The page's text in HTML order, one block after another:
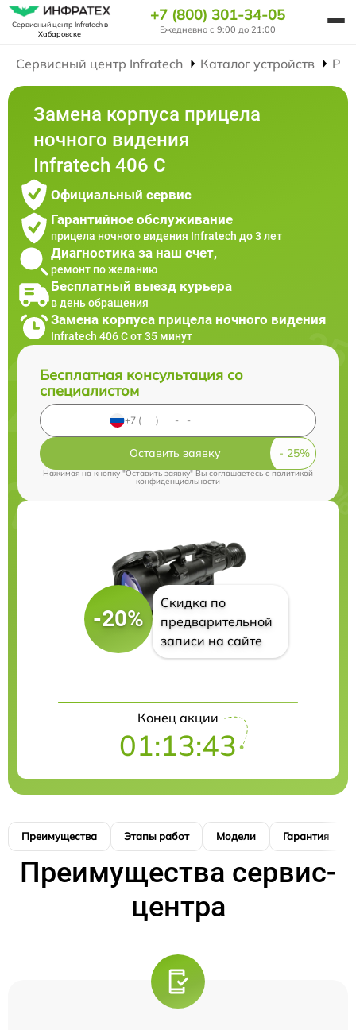
Сервисный центр Infratechв
Хабаровске
+7 (800) 301-34-05
Ежедневно с 9:00 до 21:00
Сервисный центр Infratech Каталог устройств
Замена корпуса прицела
ночного видения
Infratech 406 С
Официальный сервис
Гарантийное обслуживание
прицела ночного видения Infratech до 3 лет
Диагностика за наш счет,
ремонт по желанию
Бесплатный выезд курьера
в день обращения
Замена корпуса прицела ночного видения
Infratech 406 С от 35 минут
Бесплатная консультация со
специалистом
Оставить заявку
Нажимая на кнопку "Оставить заявку" Вы соглашаетесь cполитикой
конфиденциальности
-20%
Скидка по
предварительной
записи на сайте
Конец акции
01:13:42
Преимущества Этапы работ Модели Гарантия
Преимущества сервис-
центра